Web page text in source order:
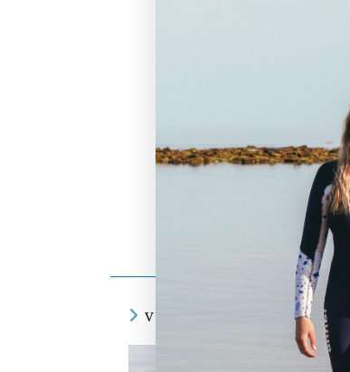
Sport Nature Yoan
Amicale Laique de
Nature School
VOUS DEVRIEZ